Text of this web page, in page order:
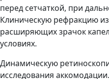
перед сетчаткой, при
Клиническую рефракцию
расширяющих зрачок
условиях.
Динамическую
исследования